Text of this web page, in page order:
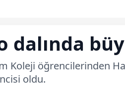
dalında
Koleji öğrencilerinden
oldu.